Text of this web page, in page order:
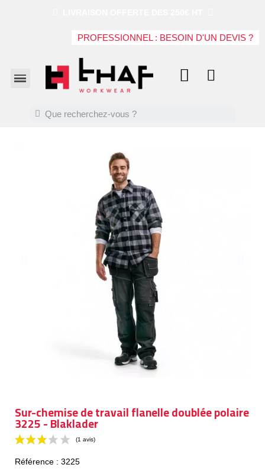
PROFESSIONNEL : BESOIN D'UN DEVIS ?
Sur-chemise de travail flanelle doublée polaire
3225 - Blaklader
Référence : 3225